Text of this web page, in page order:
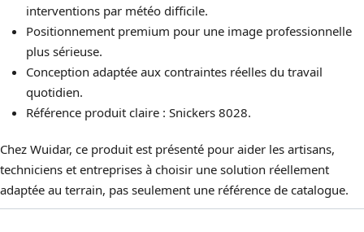
interventions par météo difficile.
Positionnement premium pour une image professionnelle
plus sérieuse.
Conception adaptée aux contraintes réelles du travail
quotidien.
Référence produit claire : Snickers 8028.
Chez Wuidar, ce produit est présenté pour aider les artisans,
techniciens et entreprises à choisir une solution réellement
adaptée au terrain, pas seulement une référence de catalogue.